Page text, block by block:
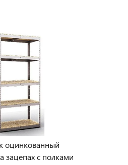
оцинкованный
зацепах с полками